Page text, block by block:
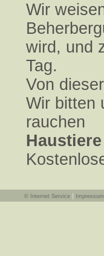
Wir
wird, und
Tag.
Von
Wir bitten
rauchen
© Internet Service | Impressum